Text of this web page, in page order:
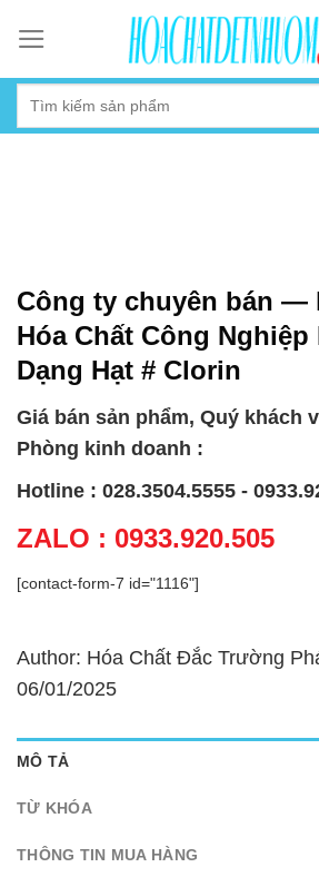
content
Công ty chuyên bán —
Hóa Chất Công Nghiệp
Dạng Hạt # Clorin
Giá bán sản phẩm, Quý khách
Phòng kinh doanh :
Hotline : 028.3504.5555 -
ZALO : 0933.920.505
[contact-form-7 id="1116"]
Author: Hóa Chất Đắc Trường
06/01/2025
MÔ TẢ
TỪ KHÓA
THÔNG TIN MUA HÀNG